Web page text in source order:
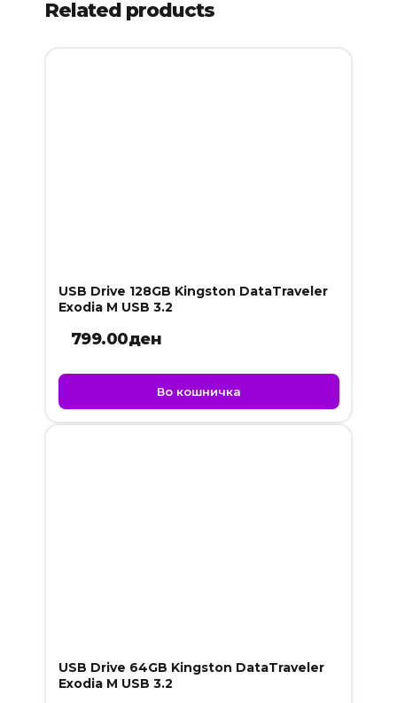
Related products
USB Drive 128GB Kingston DataTraveler
Exodia M USB 3.2
799.00ден
Во кошничка
USB Drive 64GB Kingston DataTraveler
Exodia M USB 3.2